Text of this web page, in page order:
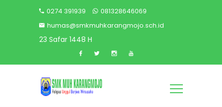
0274 391939
081328646069
humas@smkmuhkarangmojo.sch.id
23 Safar 1448 H